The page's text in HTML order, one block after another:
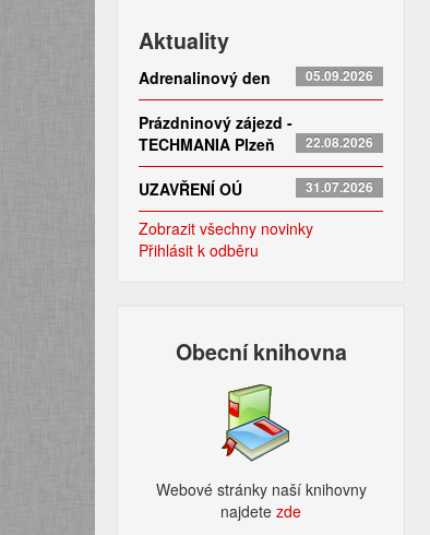
Aktuality
Adrenalinový den 05.09.2026
Prázdninový zájezd -
TECHMANIA Plzeň
22.08.2026
UZAVŘENÍ OÚ 31.07.2026
Zobrazit všechny novinky
Přihlásit k odběru
Obecní knihovna
Webové stránky naší knihovny
najdetezde​